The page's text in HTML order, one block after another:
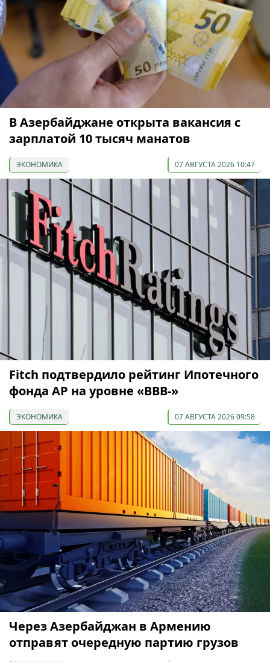
В Азербайджане открыта вакансия с
зарплатой 10 тысяч манатов
ЭКОНОМИКА 07 АВГУСТА 2026 10:47
Fitch подтвердило рейтинг Ипотечного
фонда АР на уровне «BBB-»
ЭКОНОМИКА 07 АВГУСТА 2026 09:58
Через Азербайджан в Армению
отправят очередную партию грузов